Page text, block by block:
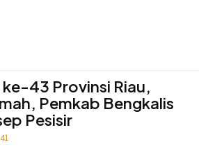
43 Provinsi Riau,
Pemkab Bengkalis
Pesisir